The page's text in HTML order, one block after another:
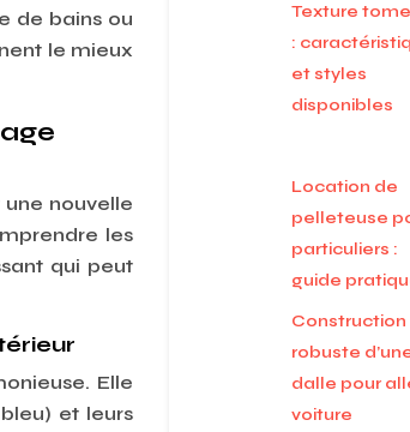
de bains ou
le mieux
nouvelle
les
qui peut
Elle
et leurs
Texture
:
et styles
disponibles
Location de
pelleteuse
particuliers :
guide
Construction
robuste
dalle pour
voiture